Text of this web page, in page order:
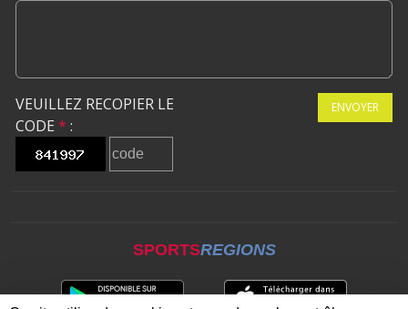
VEUILLEZ RECOPIER LE
CODE * :
ENVOYER
SPORTSREGIONS